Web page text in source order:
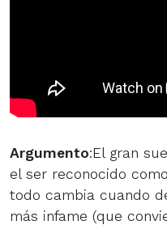
Argumento:El gran
el ser reconocido
todo cambia cuando
más infame (que